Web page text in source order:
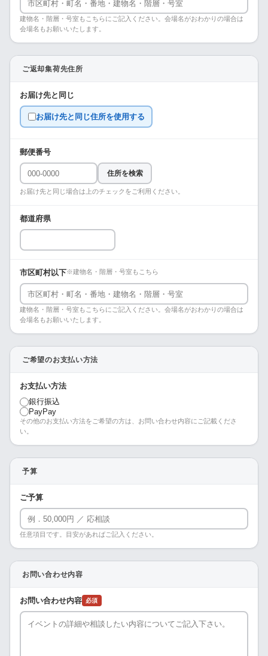
建物名・階層・号室もこちらにご記入ください。会場名がおわかりの場合は
会場名もお願いいたします。
ご返却集荷先住所
お届け先と同じ
お届け先と同じ住所を使用する
郵便番号
住所を検索
お届け先と同じ場合は上のチェックをご利用ください。
都道府県
市区町村以下※建物名・階層・号室もこちら
建物名・階層・号室もこちらにご記入ください。会場名がおわかりの場合は
会場名もお願いいたします。
ご希望のお支払い方法
お支払い方法
銀行振込
PayPay
その他のお支払い方法をご希望の方は、お問い合わせ内容にご記載くださ
い。
予算
ご予算
任意項目です。目安があればご記入ください。
お問い合わせ内容
お問い合わせ内容 必須